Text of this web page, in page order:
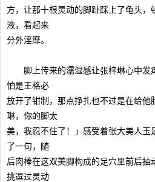
方，让那十根灵动的脚趾踩上了龟头，
液，看起来
分外淫靡。
脚上传来的濡湿感让张梓琳心中发
怕是王格必
放开了钳制，那点挣扎也不过是在给他
琳，你的脚太
美，我忍不住了！」感受着张大美人玉
了一句，随
后肉棒在这双美脚构成的足穴里前后抽
挑逗过灵动